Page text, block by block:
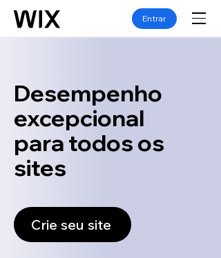
Entrar
Desempenho
excepcional
para todos os
sites
Crie seu site